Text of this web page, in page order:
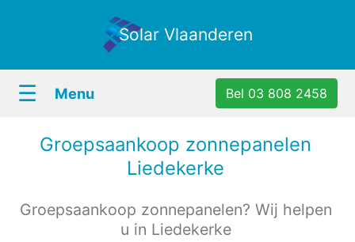
Solar Vlaanderen
☰ Menu Bel 03 808 2458
Groepsaankoop zonnepanelen
Liedekerke
Groepsaankoop zonnepanelen? Wij helpen
u in Liedekerke